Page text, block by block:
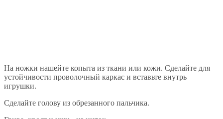
На ножки нашейте копыта из ткани или кожи. Сделайте для
устойчивости проволочный каркас и вставьте внутрь
игрушки.
Сделайте голову из обрезанного пальчика.